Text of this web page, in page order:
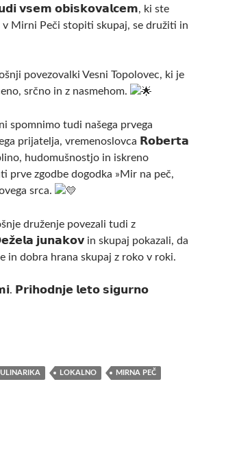
𝘃𝘀𝗲𝗺 𝗼𝗯𝗶𝘀𝗸𝗼𝘃𝗮𝗹𝗰𝗲𝗺, ki ste
v Mirni Peči stopiti skupaj, se družiti in
povezovalki Vesni Topolovec, ki je
srčno in z nasmehom.
spomnimo tudi našega prvega
prijatelja, vremenoslovca 𝗥𝗼𝗯𝗲𝗿𝘁𝗮
hudomušnostjo in iskreno
prve zgodbe dogodka »Mir na peč,
srca.
druženje povezali tudi z
𝗷𝘂𝗻𝗮𝗸𝗼𝘃 in skupaj pokazali, da
in dobra hrana skupaj z roko v roki.
𝗣𝗿𝗶𝗵𝗼𝗱𝗻𝗷𝗲 𝗹𝗲𝘁𝗼 𝘀𝗶𝗴𝘂𝗿𝗻𝗼
LOKALNO MIRNA PEČ